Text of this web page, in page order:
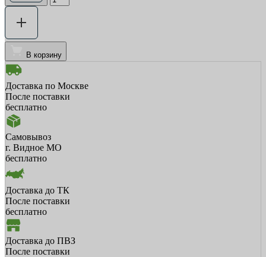
В корзину
Доставка по Москве
После поставки
бесплатно
Самовывоз
г. Видное МО
бесплатно
Доставка до ТК
После поставки
бесплатно
Доставка до ПВЗ
После поставки